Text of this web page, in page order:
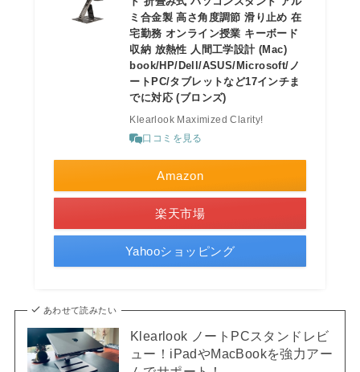
ミ合金製 高さ角度調節 滑り止め 在
宅勤務 オンライン授業 キーボード
収納 放熱性 人間工学設計 (Mac)
book/HP/Dell/ASUS/Microsoft/ノ
ートPC/タブレットなど17インチま
でに対応 (ブロンズ)
Klearlook Maximized Clarity!
口コミを見る
Amazon
楽天市場
Yahooショッピング
あわせて読みたい
Klearlook ノートPCスタンドレビ
ュー！iPadやMacBookを強力アー